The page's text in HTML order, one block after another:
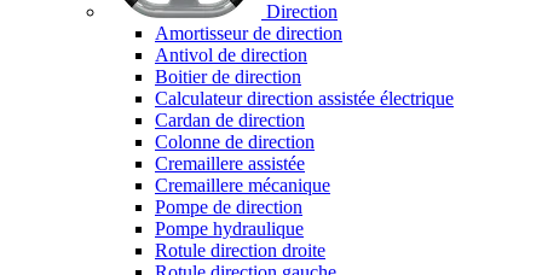
Direction
Amortisseur de direction
Antivol de direction
Boitier de direction
Calculateur direction assistée électrique
Cardan de direction
Colonne de direction
Cremaillere assistée
Cremaillere mécanique
Pompe de direction
Pompe hydraulique
Rotule direction droite